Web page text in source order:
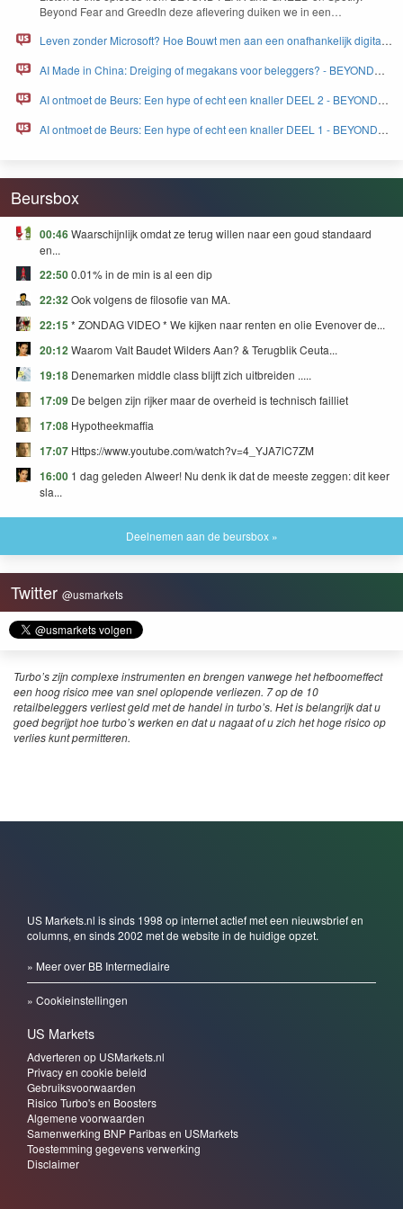
Beyond Fear and Greed­In deze aflev­er­ing duiken we in een…
Leven zonder Microsoft? Hoe Bouwt men aan een onafhankelijk digitaal
AI Made in China: Dreiging of megakans voor beleggers? - BEYOND
AI ontmoet de Beurs: Een hype of echt een knaller DEEL 2 - BEYOND
AI ontmoet de Beurs: Een hype of echt een knaller DEEL 1 - BEYOND
Beursbox
00:46Waarschijnlijk omdat ze terug willen naar een goud standaard
en...
22:500.01% in de min is al een dip
22:32Ook volgens de filosofie van MA.
22:15 * ZONDAG VIDEO * We kijken naar renten en olie Evenover de...
20:12Waarom Valt Baudet Wilders Aan? & Terugblik Ceuta...
19:18 Denemarken middle class blijft zich uitbreiden .....
17:09 De belgen zijn rijker maar de overheid is technisch failliet
17:08 Hypotheekmaffia
17:07 Https://www.youtube.com/watch?v=4_YJA7lC7ZM
16:00 1 dag geleden Alweer! Nu denk ik dat de meeste zeggen: dit keer
sla...
Deelnemen aan de beursbox »
Twitter @usmarkets
Turbo’s zijn complexe instrumenten en brengen vanwege het hefboomeffect
een hoog risico mee van snel oplopende verliezen. 7 op de 10
retailbeleggers verliest geld met de handel in turbo’s. Het is belangrijk dat u
goed begrijpt hoe turbo’s werken en dat u nagaat of u zich het hoge risico op
verlies kunt permitteren.
US Markets.nl is sinds 1998 op internet actief met een nieuwsbrief en
columns, en sinds 2002 met de website in de huidige opzet.
» Meer over BB Intermediaire
» Cookieinstellingen
US Markets
Adverteren op USMarkets.nl
Privacy en cookie beleid
Gebruiksvoorwaarden
Risico Turbo's en Boosters
Algemene voorwaarden
Samenwerking BNP Paribas en USMarkets
Toestemming gegevens verwerking
Disclaimer